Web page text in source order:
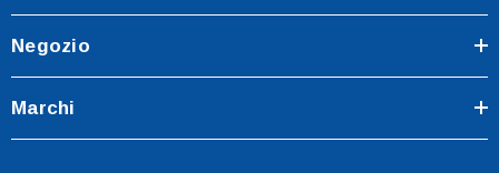
Negozio
Marchi